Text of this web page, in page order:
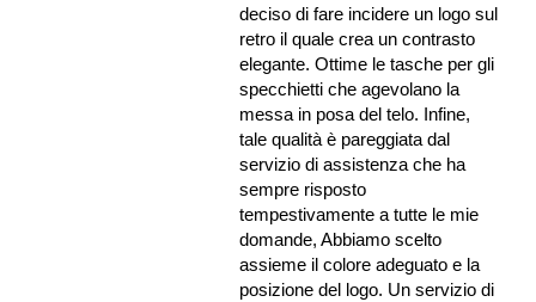
deciso di fare incidere un logo sul
retro il quale crea un contrasto
elegante. Ottime le tasche per gli
specchietti che agevolano la
messa in posa del telo. Infine,
tale qualità è pareggiata dal
servizio di assistenza che ha
sempre risposto
tempestivamente a tutte le mie
domande, Abbiamo scelto
assieme il colore adeguato e la
posizione del logo. Un servizio di